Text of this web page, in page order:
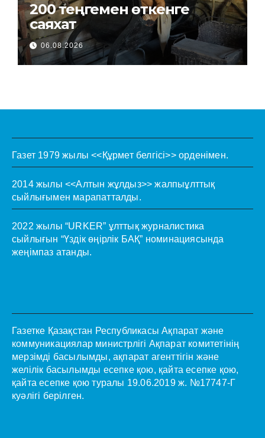
200 теңгемен өткенге
саяхат
06.08.2026
Газет 1979 жылы <<Құрмет белгісі>> орденімен.
2014 жылы <<Алтын жұлдыз>> жалпыұлттық
сыйлығымен марапатталды.
2022 жылы “URKER” ұлттық журналистика
сыйлығын “Үздік өңірлік БАҚ” номинациясында
жеңімпаз атанды.
Газетке Қазақстан Республикасы Ақпарат және
коммуникациялар министрлігі Ақпарат комитетінің
мерзімді басылымды, ақпарат агенттігін және
желілік басылымды есепке қою, қайта есепке қою,
қайта есепке қою туралы 19.06.2019 ж. №17747-Г
куәлігі берілген.